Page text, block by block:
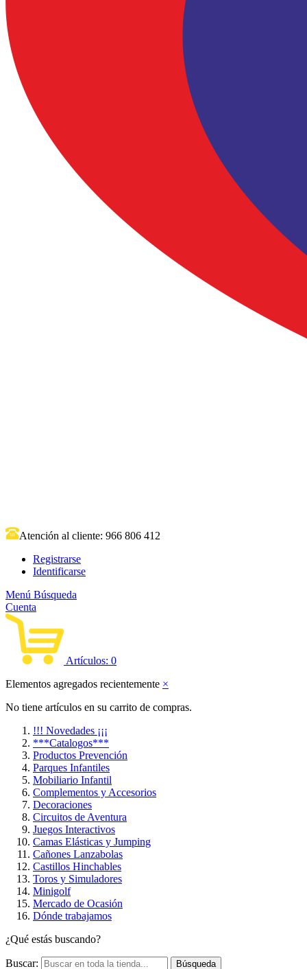
Atención al cliente: 966 806 412
Registrarse
Identificarse
Menú Búsqueda
Cuenta
Artículos: 0
Elementos agregados recientemente ×
No tiene artículos en su carrito de compras.
!!! Novedades ¡¡¡
***Catalogos***
Productos Prevención
Parques Infantiles
Mobiliario Infantil
Complementos y Accesorios
Decoraciones
Circuitos de Aventura
Juegos Interactivos
Camas Elásticas y Jumping
Cañones Lanzabolas
Castillos Hinchables
Toros y Simuladores
Minigolf
Mercado de Ocasión
Dónde trabajamos
¿Qué estás buscando?
Buscar: Búsqueda